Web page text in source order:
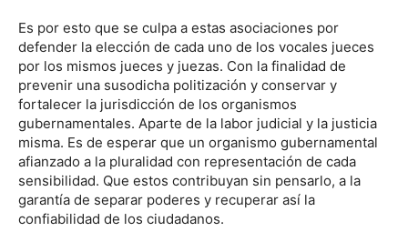
Es por esto que se culpa a estas asociaciones por
defender la elección de cada uno de los vocales jueces
por los mismos jueces y juezas. Con la finalidad de
prevenir una susodicha politización y conservar y
fortalecer la jurisdicción de los organismos
gubernamentales. Aparte de la labor judicial y la justicia
misma. Es de esperar que un organismo gubernamental
afianzado a la pluralidad con representación de cada
sensibilidad. Que estos contribuyan sin pensarlo, a la
garantía de separar poderes y recuperar así la
confiabilidad de los ciudadanos.